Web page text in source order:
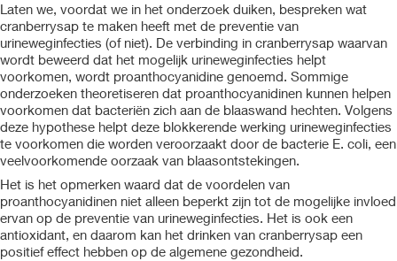
Laten we, voordat we in het onderzoek duiken, bespreken wat
cranberrysap te maken heeft met de preventie van
urineweginfecties (of niet). De verbinding in cranberrysap waarvan
wordt beweerd dat het mogelijk urineweginfecties helpt
voorkomen, wordt proanthocyanidine genoemd. Sommige
onderzoeken theoretiseren dat proanthocyanidinen kunnen helpen
voorkomen dat bacteriën zich aan de blaaswand hechten. Volgens
deze hypothese helpt deze blokkerende werking urineweginfecties
te voorkomen die worden veroorzaakt door de bacterie E. coli, een
veelvoorkomende oorzaak van blaasontstekingen.
Het is het opmerken waard dat de voordelen van
proanthocyanidinen niet alleen beperkt zijn tot de mogelijke invloed
ervan op de preventie van urineweginfecties. Het is ook een
antioxidant, en daarom kan het drinken van cranberrysap een
positief effect hebben op de algemene gezondheid.